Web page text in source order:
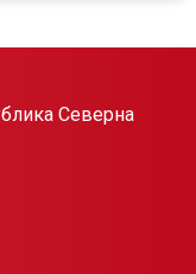
Северна